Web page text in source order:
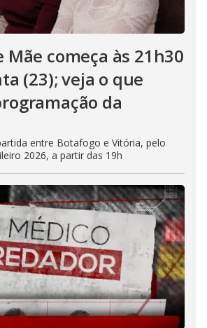
Mãe começa às 21h30
(23); veja o que
da
entre Botafogo e Vitória, pelo
2026, a partir das 19h